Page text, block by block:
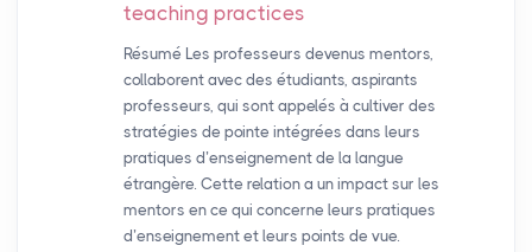
teaching practices
Résumé Les professeurs devenus mentors,
collaborent avec des étudiants, aspirants
professeurs, qui sont appelés à cultiver des
stratégies de pointe intégrées dans leurs
pratiques d’enseignement de la langue
étrangère. Cette relation a un impact sur les
mentors en ce qui concerne leurs pratiques
d’enseignement et leurs points de vue.